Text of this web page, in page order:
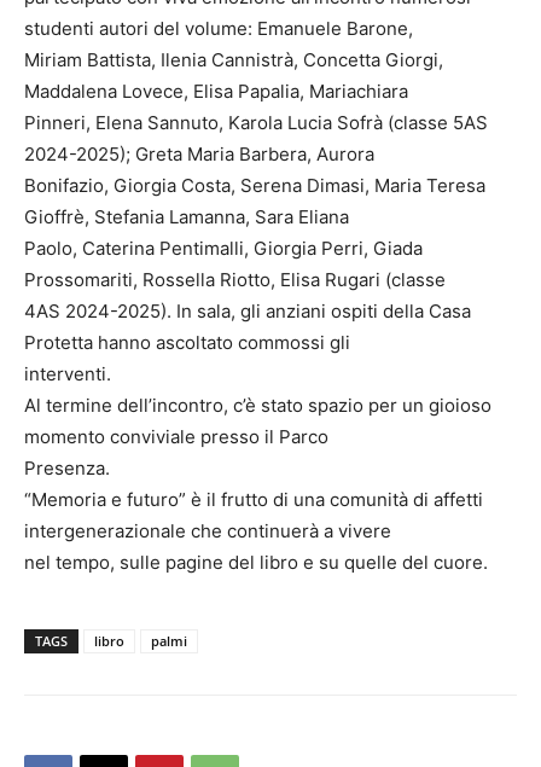
studenti autori del volume: Emanuele Barone,
Miriam Battista, Ilenia Cannistrà, Concetta Giorgi,
Maddalena Lovece, Elisa Papalia, Mariachiara
Pinneri, Elena Sannuto, Karola Lucia Sofrà (classe 5AS
2024-2025); Greta Maria Barbera, Aurora
Bonifazio, Giorgia Costa, Serena Dimasi, Maria Teresa
Gioffrè, Stefania Lamanna, Sara Eliana
Paolo, Caterina Pentimalli, Giorgia Perri, Giada
Prossomariti, Rossella Riotto, Elisa Rugari (classe
4AS 2024-2025). In sala, gli anziani ospiti della Casa
Protetta hanno ascoltato commossi gli
interventi.
Al termine dell’incontro, c’è stato spazio per un gioioso
momento conviviale presso il Parco
Presenza.
“Memoria e futuro” è il frutto di una comunità di affetti
intergenerazionale che continuerà a vivere
nel tempo, sulle pagine del libro e su quelle del cuore.
TAGS libro palmi